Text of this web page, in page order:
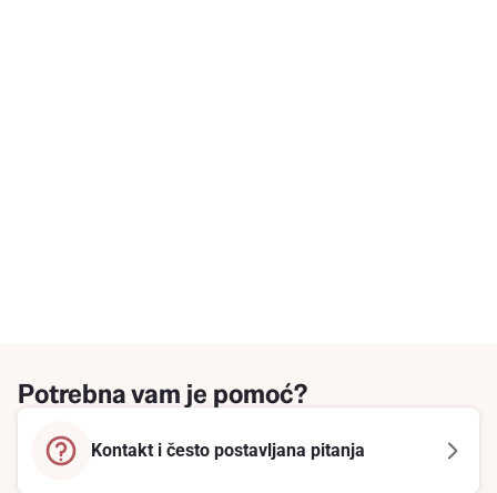
Potrebna vam je pomoć?
Kontakt i često postavljana pitanja